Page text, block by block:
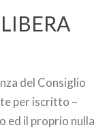
del Consiglio
per iscritto –
ed il proprio nulla